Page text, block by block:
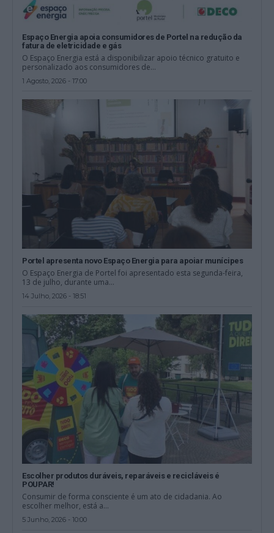
Espaço Energia apoia consumidores de Portel na redução da
fatura de eletricidade e gás
O Espaço Energia está a disponibilizar apoio técnico gratuito e
personalizado aos consumidores de...
1 Agosto, 2026 - 17:00
Portel apresenta novo Espaço Energia para apoiar munícipes
O Espaço Energia de Portel foi apresentado esta segunda-feira,
13 de julho, durante uma...
14 Julho, 2026 - 18:51
Escolher produtos duráveis, reparáveis e recicláveis é
POUPAR!
Consumir de forma consciente é um ato de cidadania. Ao
escolher melhor, está a...
5 Junho, 2026 - 10:00